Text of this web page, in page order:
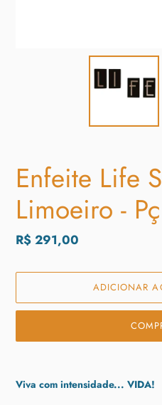
Enfeite Life
Limoeiro - Pç
Preço
R$ 291,00
ADICIONAR
produto
Viva com intensidade... VIDA!